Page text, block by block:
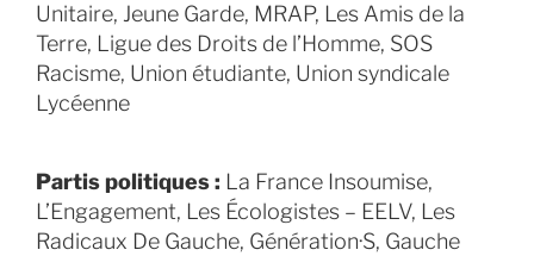
Unitaire, Jeune Garde, MRAP, Les Amis de la
Terre, Ligue des Droits de l’Homme, SOS
Racisme, Union étudiante, Union syndicale
Lycéenne
Partis politiques : La France Insoumise,
L’Engagement, Les Écologistes – EELV, Les
Radicaux De Gauche, Génération·S, Gauche